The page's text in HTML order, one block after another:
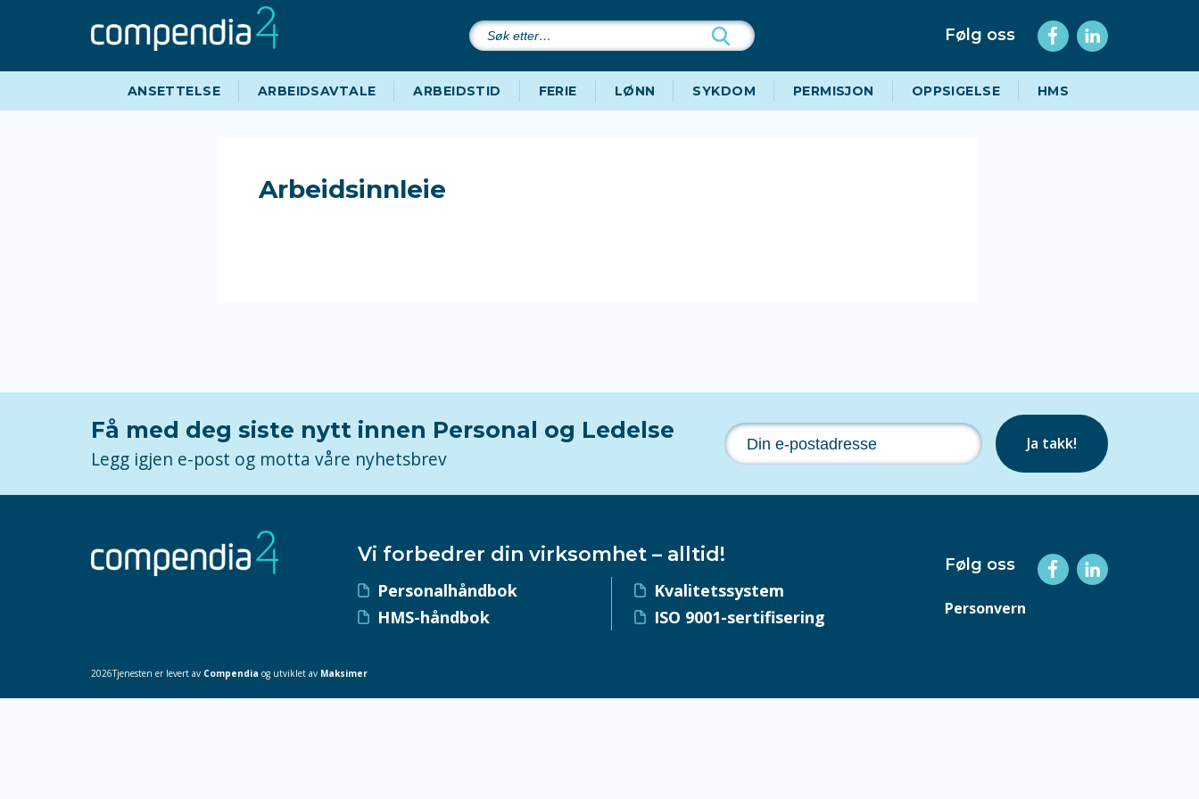
Søk
etter…
Følg oss
ANSETTELSE ARBEIDSAVTALE ARBEIDSTID FERIE LØNN SYKDOM PERMISJON OPPSIGELSE HMS
Arbeidsinnleie
Få med deg siste nytt innen Personal og Ledelse
Legg igjen e-post og motta våre nyhetsbrev
Ja takk!
Vi forbedrer din virksomhet – alltid!
Personalhåndbok
HMS-håndbok
Kvalitetssystem
ISO 9001-sertifisering
Følg oss
Personvern
2026Tjenesten er levert av Compendia og utviklet av Maksimer